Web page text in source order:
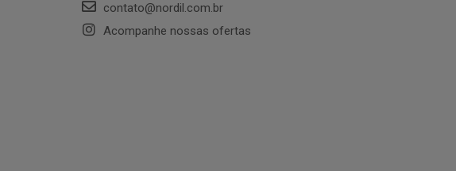
contato@nordil.com.br
Acompanhe nossas ofertas